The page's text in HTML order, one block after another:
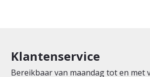
Klantenservice
Bereikbaar van maandag tot en met